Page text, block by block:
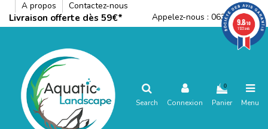
A propos Contactez-nous
Livraison offerte dès 59€* Appelez-nous : 0636792288
Search Connexion
0
Panier Menu
9.8/10
1122 avis